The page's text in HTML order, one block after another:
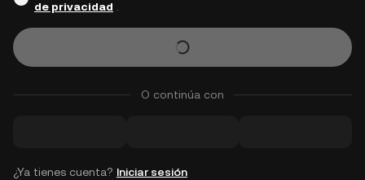
de privacidad
O continúa con
¿Ya tienes cuenta? Iniciar sesión